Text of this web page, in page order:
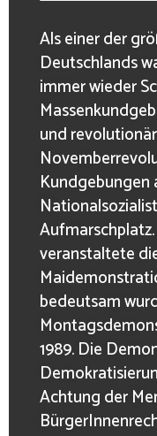
Als einer der
Deutschlands
immer wieder
und
Kundgebungen
veranstaltete
bedeutsam
1989. Die
Achtung der